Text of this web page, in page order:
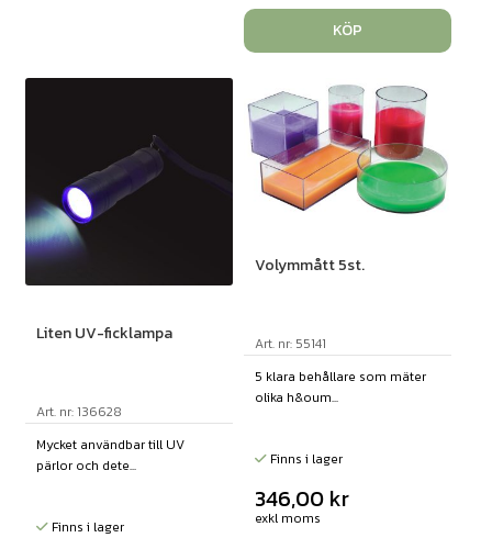
KÖP
Liten UV-ficklampa
Art. nr: 136628
Mycket användbar till UV
pärlor och dete...
Finns i lager
Volymmått 5st.
Art. nr: 55141
5 klara behållare som mäter
olika h&oum...
Finns i lager
346,00 kr
exkl moms